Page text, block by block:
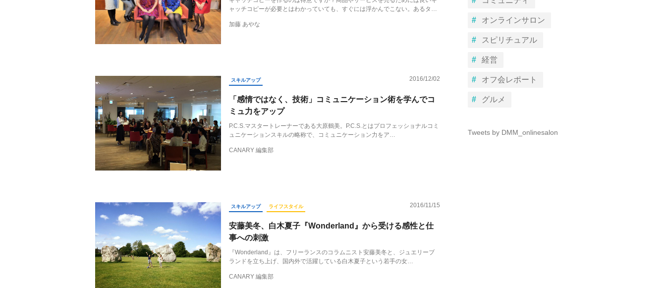
ャッチコピーが必要とはわかっていても、すぐには浮かんでこない。あるタ…
加藤 あやな
スキルアップ 2016/12/02
「感情ではなく、技術」コミュニケーション術を学んでコ
ミュ力をアップ
P.C.S.マスタートレーナーである大原鶴美。P.C.S.とはプロフェッショナルコミ
ュニケーションスキルの略称で、コミュニケーション力をア…
CANARY 編集部
スキルアップ ライフスタイル 2016/11/15
安藤美冬、白木夏子『Wonderland』から受ける感性と仕
事への刺激
『Wonderland』は、フリーランスのコラムニスト安藤美冬と、ジュエリーブ
ランドを立ち上げ、国内外で活躍している白木夏子という若手の女…
CANARY 編集部
オンラインサロン
スピリチュアル
経営
オフ会レポート
グルメ
Tweets by DMM_onlinesalon